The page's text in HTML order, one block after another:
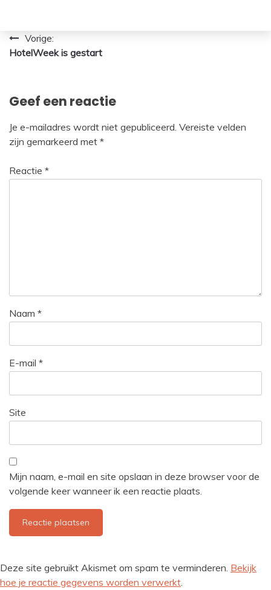
Bericht
navigatie
Vorige:
HotelWeek is gestart
Geef een reactie
Je e-mailadres wordt niet gepubliceerd. Vereiste velden
zijn gemarkeerd met *
Reactie *
Naam *
E-mail *
Site
Mijn naam, e-mail en site opslaan in deze browser voor de
volgende keer wanneer ik een reactie plaats.
Deze site gebruikt Akismet om spam te verminderen. Bekijk
hoe je reactie gegevens worden verwerkt